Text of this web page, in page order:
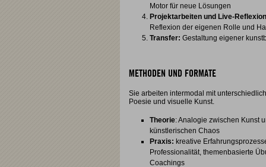
Motor für neue Lösungen
Projektarbeiten und Live-
Reflexion der eigenen Rolle und
Transfer: Gestaltung eigener
METHODEN UND FORMATE
Sie arbeiten intermodal mit
Poesie und visuelle Kunst.
Theorie: Analogie zwischen Kunst
künstlerischen Chaos
Praxis: kreative
Professionalität, themenbasierte
Coachings